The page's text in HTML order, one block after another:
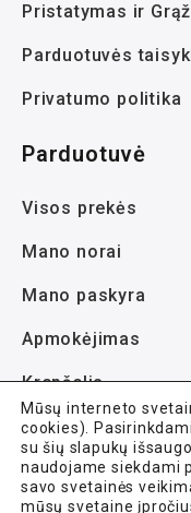
Pristatymas ir
Parduotuvės
Privatumo politika
Parduotuvė
Visos prekės
Mano norai
Mano paskyra
Apmokėjimas
Krepšelis
Mūsų interneto
cookies).
su šių slapukų
naudojame siekdami
savo svetainės
mūsų svetaine